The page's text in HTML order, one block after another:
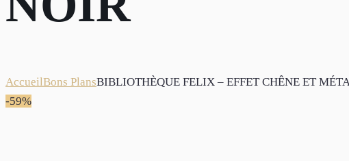
AccueilBons PlansBIBLIOTHÈQUE FELIX – EFFET CHÊNE ET
-59%